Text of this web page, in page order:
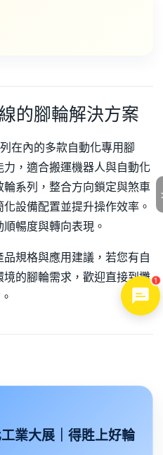
的腳輪解決方案
在內的多款自動化專用腳
，適合搬運機器人與自動化
系列，整合方向鎖定與煞車
設備配置並提升操作效率。
暢度與轉向表現。
規格與應用建議，若您有自
的腳輪需求，歡迎直接到攤
業大展｜得貹上好輪
1